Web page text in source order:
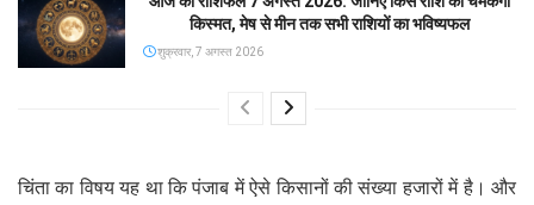
किस्मत, मेष से मीन तक सभी राशियों का भविष्यफल
शुक्रवार, 7 अगस्त 2026
चिंता का विषय यह था कि पंजाब में ऐसे किसानों की संख्या हजारों में है। और